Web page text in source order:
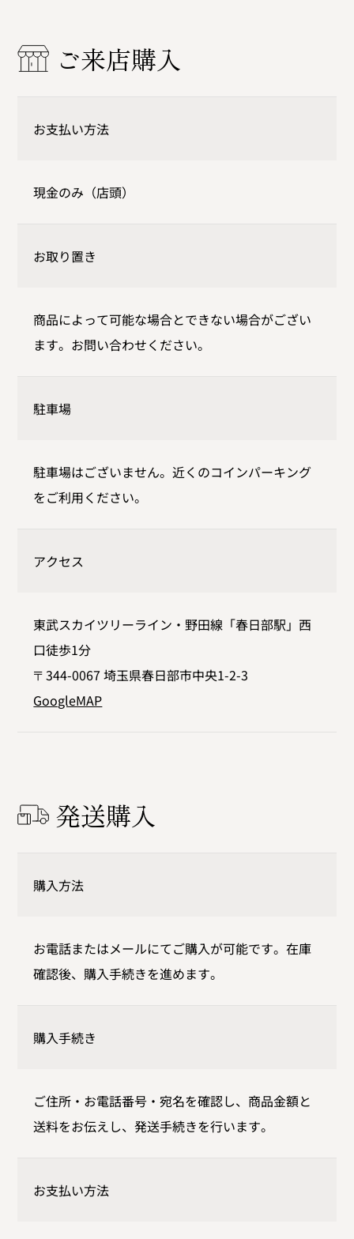
ご来店購入
お支払い方法
現金のみ（店頭）
お取り置き
商品によって可能な場合とできない場合がござい
ます。お問い合わせください。
駐車場
駐車場はございません。近くのコインパーキング
をご利用ください。
アクセス
東武スカイツリーライン・野田線「春日部駅」西
口徒歩1分
〒344-0067 埼玉県春日部市中央1-2-3
GoogleMAP
発送購入
購入方法
お電話またはメールにてご購入が可能です。在庫
確認後、購入手続きを進めます。
購入手続き
ご住所・お電話番号・宛名を確認し、商品金額と
送料をお伝えし、発送手続きを行います。
お支払い方法